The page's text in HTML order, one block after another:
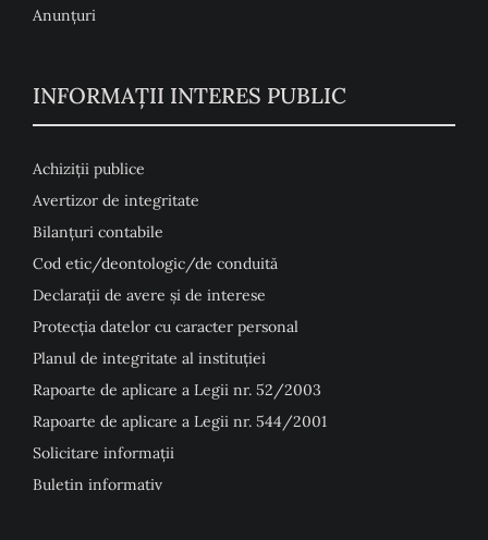
Anunţuri
INFORMAȚII INTERES PUBLIC
Achiziții publice
Avertizor de integritate
Bilanțuri contabile
Cod etic/deontologic/de conduită
Declarații de avere și de interese
Protecția datelor cu caracter personal
Planul de integritate al instituției
Rapoarte de aplicare a Legii nr. 52/2003
Rapoarte de aplicare a Legii nr. 544/2001
Solicitare informații
Buletin informativ